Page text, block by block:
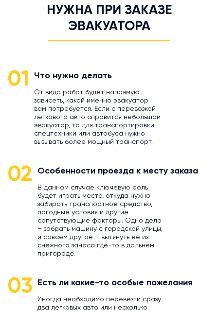
НУЖНА ПРИ ЗАКАЗЕ
ЭВАКУАТОРА
01 Что нужно делать
От вида работ будет напрямую
зависеть, какой именно эвакуатор
вам потребуется. Если с перевозкой
легкового авто справится небольшой
эвакуатор, то для транспортировки
спецтехники или автобуса нужно
вызывать более мощный транспорт.
02 Особенности проезда к месту заказа
В данном случае ключевую роль
будет играть место, откуда нужно
забирать транспортное средство,
погодные условия и другие
сопутствующие факторы. Одно дело
– забрать машину с городской улицы,
и совсем другое – вытянуть ее из
снежного заноса где-то в дальнем
пригороде.
03 Есть ли какие-то особые пожелания
Иногда необходимо перевезти сразу
два легковых авто или несколько